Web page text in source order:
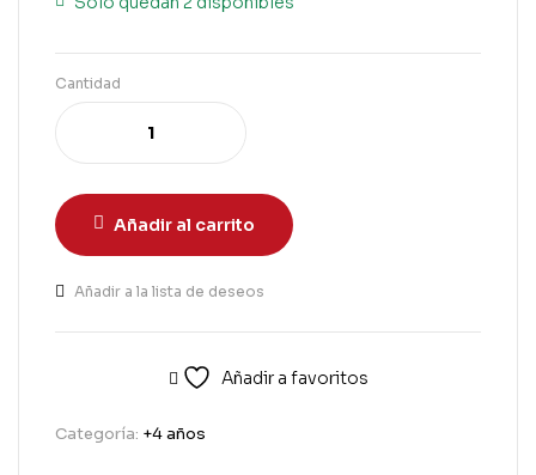
Cantidad
Añadir al carrito
Añadir a la lista de deseos
Añadir a favoritos
Categoría: +4 años